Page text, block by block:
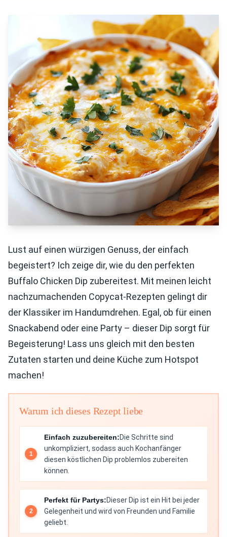
Lust auf einen würzigen Genuss, der einfach
begeistert? Ich zeige dir, wie du den perfekten
Buffalo Chicken Dip zubereitest. Mit meinen leicht
nachzumachenden Copycat-Rezepten gelingt dir
der Klassiker im Handumdrehen. Egal, ob für einen
Snackabend oder eine Party – dieser Dip sorgt für
Begeisterung! Lass uns gleich mit den besten
Zutaten starten und deine Küche zum Hotspot
machen!
Warum ich dieses Rezept liebe
Einfach zuzubereiten:Die Schritte sind
unkompliziert, sodass auch Kochanfänger
diesen köstlichen Dip problemlos zubereiten
können.
Perfekt für Partys:Dieser Dip ist ein Hit bei jeder
Gelegenheit und wird von Freunden und Familie
geliebt.